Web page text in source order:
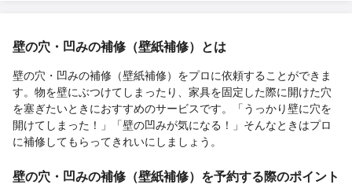
壁の穴・凹みの補修（壁紙補修）とは
壁の穴・凹みの補修（壁紙補修）をプロに依頼することができま
す。物を壁にぶつけてしまったり、家具を固定した際に開けた穴
を塞ぎたいときにおすすめのサービスです。「うっかり壁に穴を
開けてしまった！」「壁の凹みが気になる！」そんなときはプロ
に補修してもらってきれいにしましょう。
壁の穴・凹みの補修（壁紙補修）を予約する際のポイント